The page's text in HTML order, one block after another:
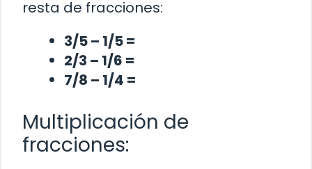
resta de fracciones:
3/5 – 1/5 =
2/3 – 1/6 =
7/8 – 1/4 =
Multiplicación de
fracciones: